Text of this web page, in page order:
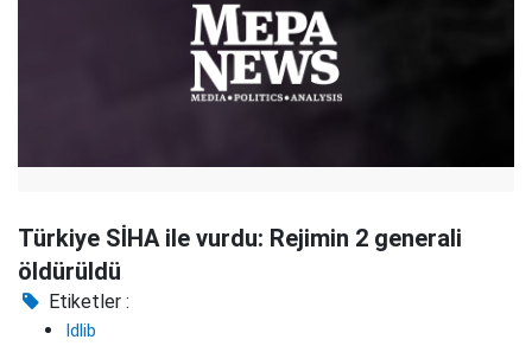
Türkiye SİHA ile vurdu: Rejimin 2 generali
öldürüldü
Etiketler :
Idlib